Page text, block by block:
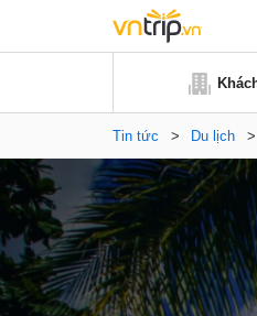
Tin tức > Du lịch >